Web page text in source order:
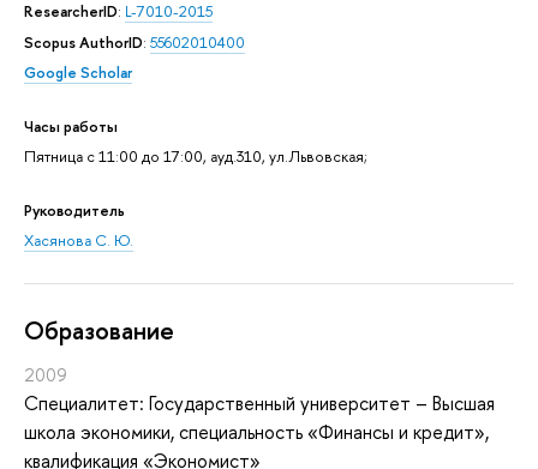
ResearcherID: L-7010-2015
Scopus AuthorID: 55602010400
Google Scholar
Часы работы
Пятница с 11:00 до 17:00, ауд.310, ул.Львовская;
Руководитель
Хасянова С. Ю.
Oбразование
2009
Специалитет: Государственный университет – Высшая
школа экономики, специальность «Финансы и кредит»,
квалификация «Экономист»